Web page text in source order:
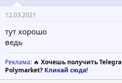
12.03.2021
тут хорошо
ведь
Реклама: 🔥 Хочешь получить
Polymarket? Кликай сюда!